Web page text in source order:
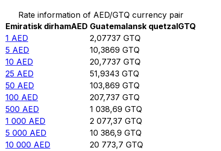
Rate information of AED/GTQ currency pair
Emiratisk dirhamAED Guatemalansk quetzalGTQ
1 AED 2,07737 GTQ
5 AED 10,3869 GTQ
10 AED 20,7737 GTQ
25 AED 51,9343 GTQ
50 AED 103,869 GTQ
100 AED 207,737 GTQ
500 AED 1 038,69 GTQ
1 000 AED 2 077,37 GTQ
5 000 AED 10 386,9 GTQ
10 000 AED 20 773,7 GTQ